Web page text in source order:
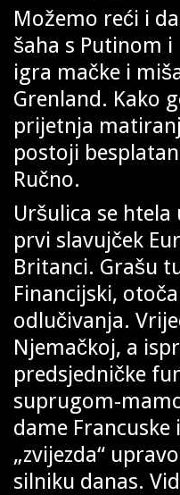
Možemo reći i
šaha s Putinom
igra mačke i
Grenland. Kako
prijetnja
postoji
Ručno.
Uršulica se
prvi slavujček
Britanci. Grašu
Financijski,
odlučivanja.
Njemačkoj, a
predsjedničke
suprugom-
dame
„zvijezda“
silniku danas.